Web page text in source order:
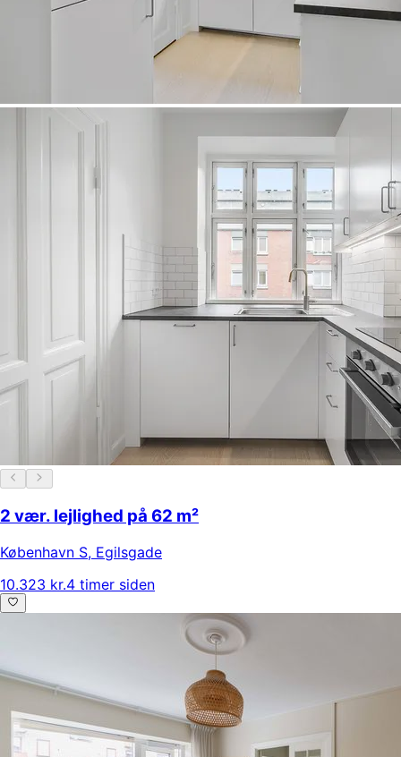
2 vær. lejlighed på 62 m²
København S, Egilsgade
10.323 kr.4 timer siden